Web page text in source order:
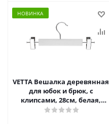
НОВИНКА
VETTA Вешалка деревянная
для юбок и брюк, с
клипсами, 28см, белая,
хром